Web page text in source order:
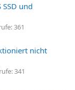
und
361
nicht
341